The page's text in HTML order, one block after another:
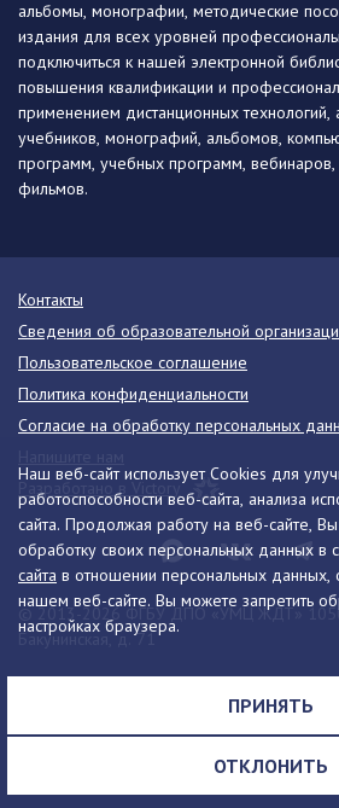
Наш веб-сайт использует Cookies для
работоспособности веб-сайта, анализа
сайта. Продолжая работу на веб-сайте,
обработку своих персональных данных в
сайта в отношении персональных данных,
нашем веб-сайте. Вы можете запретить
настройках браузера.
ПРИНЯТЬ
ОТКЛОНИТЬ
альбомы, монографии, методические
издания для всех уровней
подключиться к нашей электронной
повышения квалификации и
применением дистанционных технологий,
учебников, монографий, альбомов,
программ, учебных программ,
фильмов.
© 2013-2026 ФГБУ ДПО «УМЦ ЖДТ»
Бакунинская, д. 71
Телефон:8 (495) 739-00-30
Контакты
Сведения об образовательной
Пользовательское соглашение
Политика конфиденциальности
Согласие на обработку персональных
Разработано в Victory